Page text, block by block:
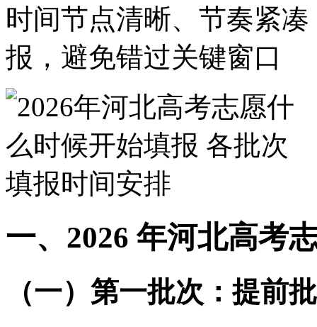
时间节点清晰、节奏紧
报，避免错过关键窗口
一、2026 年河北高考
（一）第一批次：提前